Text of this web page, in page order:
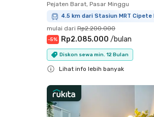
Pejaten Barat, Pasar Minggu
4.5 km dari Stasiun MRT Cipete
mulai dari Rp2.200.000
-5% Rp2.085.000 /bulan
Diskon sewa min. 12 Bulan
Lihat info lebih banyak